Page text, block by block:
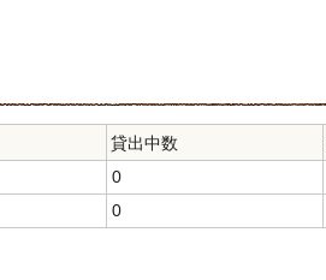
貸出中数
0
0